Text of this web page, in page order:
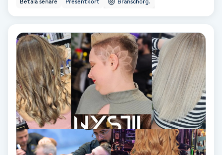
Babylights
Balayage
Bambumassage
Barber